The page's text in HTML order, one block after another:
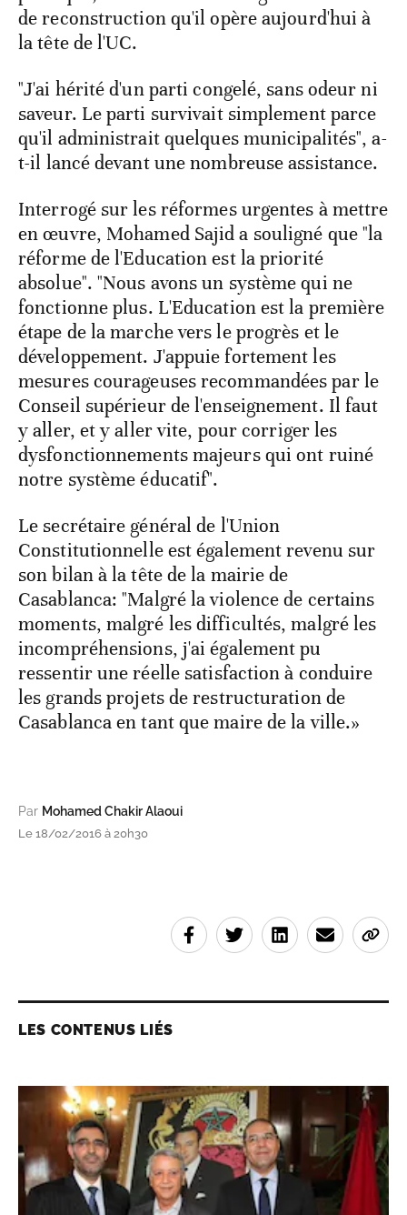
de reconstruction qu'il opère aujourd'hui à
la tête de l'UC.
"J'ai hérité d'un parti congelé, sans odeur ni
saveur. Le parti survivait simplement parce
qu'il administrait quelques municipalités", a-
t-il lancé devant une nombreuse assistance.
Interrogé sur les réformes urgentes à mettre
en œuvre, Mohamed Sajid a souligné que "la
réforme de l'Education est la priorité
absolue". "Nous avons un système qui ne
fonctionne plus. L'Education est la première
étape de la marche vers le progrès et le
développement. J'appuie fortement les
mesures courageuses recommandées par le
Conseil supérieur de l'enseignement. Il faut
y aller, et y aller vite, pour corriger les
dysfonctionnements majeurs qui ont ruiné
notre système éducatif".
Le secrétaire général de l'Union
Constitutionnelle est également revenu sur
son bilan à la tête de la mairie de
Casablanca: "Malgré la violence de certains
moments, malgré les difficultés, malgré les
incompréhensions, j'ai également pu
ressentir une réelle satisfaction à conduire
les grands projets de restructuration de
Casablanca en tant que maire de la ville.»
Par Mohamed Chakir Alaoui
Le 18/02/2016 à 20h30
LES CONTENUS LIÉS